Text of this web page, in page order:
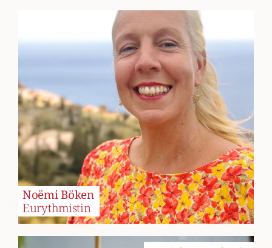
Noëmi Böken
Eurythmistin